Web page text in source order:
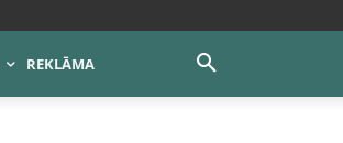
REKLĀMA